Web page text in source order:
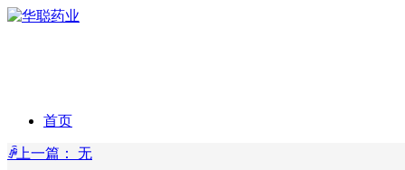
首页
ꄴ上一篇： 无